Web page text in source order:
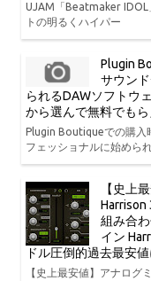
UJAM「Beatmaker IDOL
トの明るくハイパー
Plugin
サウン
られるDAWソフトウ
から選んで無料でもら
Plugin Boutiqueでの購入
フェッショナルに始めら
【史上
Harrison
組み合
イン
ドル圧倒的過去最安値
【史上最安値】アナログ